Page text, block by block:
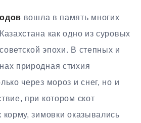
вошла в память многих
как одно из суровых
эпохи. В степных и
природная стихия
через мороз и снег, но и
при котором скот
корму, зимовки оказывались